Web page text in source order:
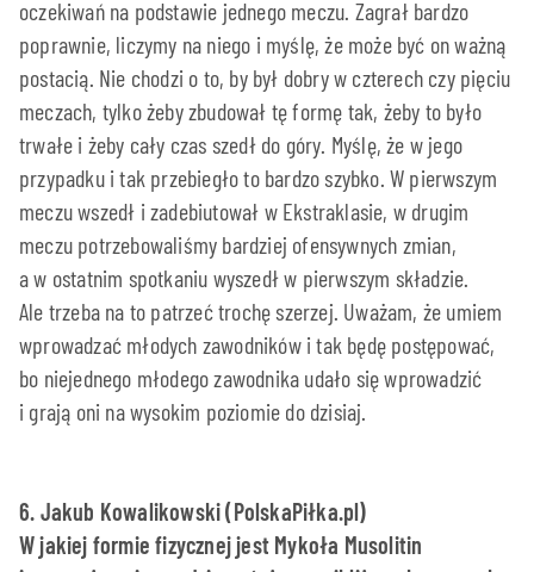
oczekiwań na podstawie jednego meczu. Zagrał bardzo
poprawnie, liczymy na niego i myślę, że może być on ważną
postacią. Nie chodzi o to, by był dobry w czterech czy pięciu
meczach, tylko żeby zbudował tę formę tak, żeby to było
trwałe i żeby cały czas szedł do góry. Myślę, że w jego
przypadku i tak przebiegło to bardzo szybko. W pierwszym
meczu wszedł i zadebiutował w Ekstraklasie, w drugim
meczu potrzebowaliśmy bardziej ofensywnych zmian,
a w ostatnim spotkaniu wyszedł w pierwszym składzie.
Ale trzeba na to patrzeć trochę szerzej. Uważam, że umiem
wprowadzać młodych zawodników i tak będę postępować,
bo niejednego młodego zawodnika udało się wprowadzić
i grają oni na wysokim poziomie do dzisiaj.
6. Jakub Kowalikowski (PolskaPiłka.pl)
W jakiej formie fizycznej jest Mykoła Musolitin